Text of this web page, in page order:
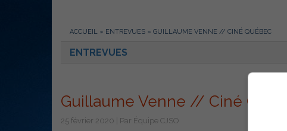
ACCUEIL » ENTREVUES » GUILLAUME VENNE // CINÉ QUÉBEC
ENTREVUES
Guillaume Venne // Ciné
25 février 2020 | Par Équipe CJSO